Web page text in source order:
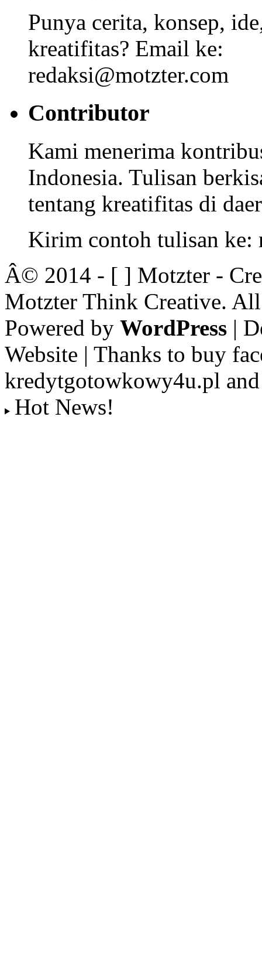
Punya cerita, konsep,
kreatifitas? Email ke:
redaksi@motzter.com
Contributor
Kami menerima
Indonesia. Tulisan
tentang kreatifitas di
Kirim contoh tulisan ke:
Â© 2014 - [ ] Motzter -
Motzter Think Creative.
Powered by WordPress |
Website | Thanks to buy
kredytgotowkowy4u.pl
Hot News!